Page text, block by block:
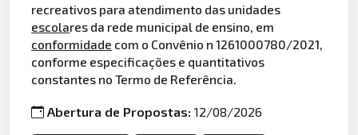
recreativos para atendimento das unidades
escolares da rede municipal de ensino, em
conformidade com o Convênio n 1261000780/2021,
conforme especificações e quantitativos
constantes no Termo de Referência.
Abertura de Propostas:12/08/2026